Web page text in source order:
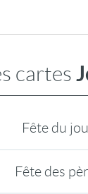
cartes
Fête du
Fête des